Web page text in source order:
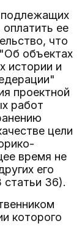
подлежащих
оплатить ее
что
объектах
истории и
проектной
работ
цели
время не
его
статьи 36).
которого